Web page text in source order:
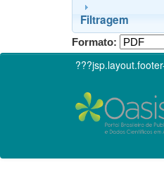
Filtragem
Formato: